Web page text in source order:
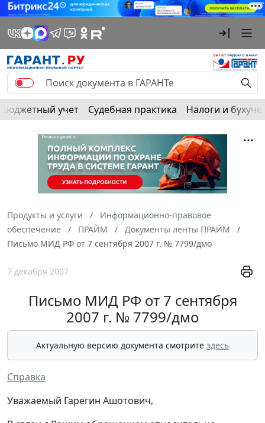
Бюджетный учет Судебная практика Налоги и
Продукты и услуги
Информационно-правовое
обеспечение
ПРАЙМ
Документы ленты ПРАЙМ
Письмо МИД РФ от 7 сентября 2007 г. № 7799/дмо
7 декабря 2007
Письмо МИД РФ от 7 сентября
2007 г. № 7799/дмо
Актуальную версию документа смотрите здесь
Справка
Уважаемый Гарегин Ашотович,